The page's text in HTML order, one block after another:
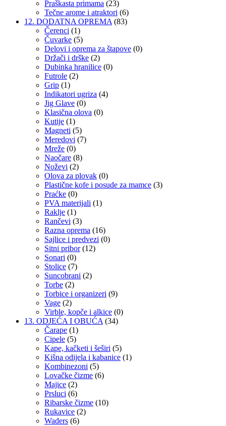
Praškasta primama (23)
Tečne arome i atraktori (6)
12. DODATNA OPREMA (83)
Čerenci (1)
Čuvarke (5)
Delovi i oprema za štapove (0)
Držači i drške (2)
Dubinka hranilice (0)
Futrole (2)
Grip (1)
Indikatori ugriza (4)
Jig Glave (0)
Klasična olova (0)
Kutije (1)
Magneti (5)
Meredovi (7)
Mreže (0)
Naočare (8)
Noževi (2)
Olova za plovak (0)
Plastične kofe i posude za mamce (3)
Praćke (0)
PVA materijali (1)
Raklje (1)
Rančevi (3)
Razna oprema (16)
Sajlice i predvezi (0)
Sitni pribor (12)
Sonari (0)
Stolice (7)
Suncobrani (2)
Torbe (2)
Torbice i organizeri (9)
Vage (2)
Virble, kopče i alkice (0)
13. ODJEĆA I OBUĆA (34)
Čarape (1)
Cipele (5)
Kape, kačketi i šeširi (5)
Kišna odijela i kabanice (1)
Kombinezoni (5)
Lovačke čizme (6)
Majice (2)
Prsluci (6)
Ribarske čizme (10)
Rukavice (2)
Waders (6)